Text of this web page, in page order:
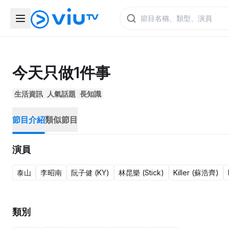
今天只做1件事
生活資訊 人氣話題 長知識
節目介紹類似節目
演員
泰山 李昭南 阮子健 (KY) 林昆樂 (Stick) Killer (蘇浩齊)
類別